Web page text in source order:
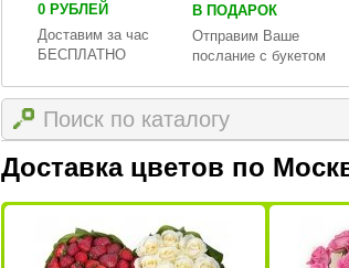
0 РУБЛЕЙ
Доставим за час
БЕСПЛАТНО
В ПОДАРОК
Отправим Ваше
послание с букетом
Доставка цветов по